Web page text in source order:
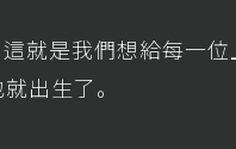
就是我們想給每一
出生了。